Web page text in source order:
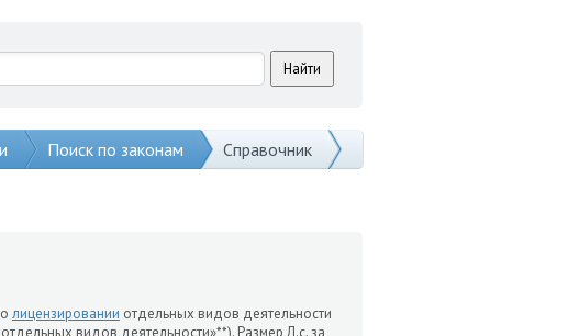
Поиск по законам Справочник
лицензировании отдельных видов деятельности
отдельных видов деятельности»**). Размер Л.с. за